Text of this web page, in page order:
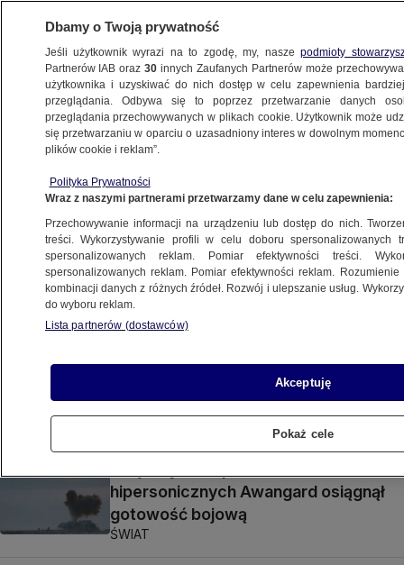
ROSJA
Iran, Rosja i Chiny na wspólnych
ćwiczeniach morskich
ŚWIAT
Syria. ONZ: setki tysięcy cywilów
uciekło z domów w prowincji Idlib
ŚWIAT
do MSZ w związku z wypowiedziami
Władimira Putina
POLSKA
hipersonicznych Awangard osiągnął
gotowość bojową
ŚWIAT
Dbamy o Twoją prywatność
Jeśli użytkownik wyrazi na to zgodę, my, naszepodmioty
Partnerów IAB oraz30 innych Zaufanych Partnerów może
użytkownika i uzyskiwać do nich dostęp w celu zapewnienia
przeglądania. Odbywa się to poprzez przetwarzanie danych
przeglądania przechowywanych w plikach cookie. Użytkownik może
się przetwarzaniu w oparciu o uzasadniony interes w dowolnym
plików cookie i reklam”.
Polityka Prywatności
Wraz z naszymi partnerami przetwarzamy dane w celu zapewnienia:
Przechowywanie informacji na urządzeniu lub dostęp do nich.
treści. Wykorzystywanie profili w celu doboru spersonalizowanych
spersonalizowanych reklam. Pomiar efektywności treści.
spersonalizowanych reklam. Pomiar efektywności reklam.
kombinacji danych z różnych źródeł. Rozwój i ulepszanie usług.
do wyboru reklam.
Lista partnerów (dostawców)
Akceptuję
Pokaż cele